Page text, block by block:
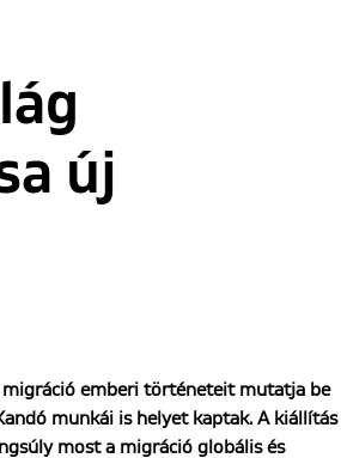
új
emberi történeteit mutatja be
munkái is helyet kaptak. A kiállítás
most a migráció globális és